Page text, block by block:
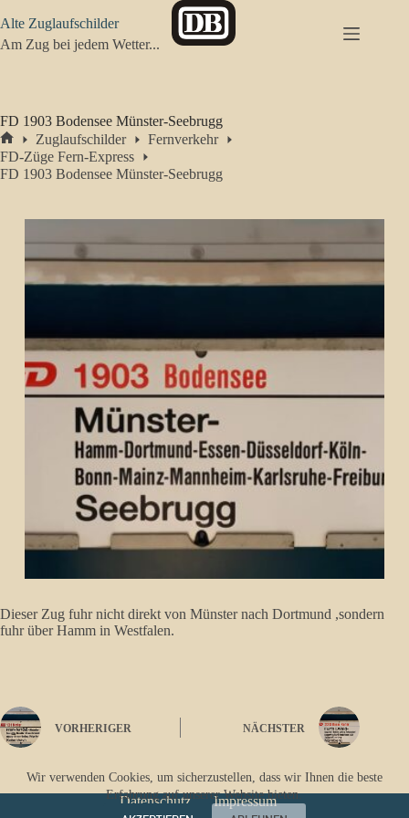
Inhalt
springen
Wir verwenden Cookies, um sicherzustellen, dass wir Ihnen die beste
Erfahrung auf unserer Website bieten.
Alte Zuglaufschilder
Am Zug bei jedem Wetter...
FD 1903 Bodensee Münster-Seebrugg
Start
Zuglaufschilder
Fernverkehr
FD-Züge Fern-Express
FD 1903 Bodensee Münster-Seebrugg
Dieser Zug fuhr nicht direkt von Münster nach Dortmund ,sondern
fuhr über Hamm in Westfalen.
VORHERIGER NÄCHSTER
Datenschutz Impressum